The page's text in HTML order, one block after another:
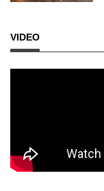
VIDEO